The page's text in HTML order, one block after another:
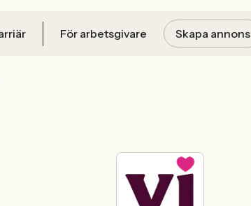
För arbetsgivare Skapa annons